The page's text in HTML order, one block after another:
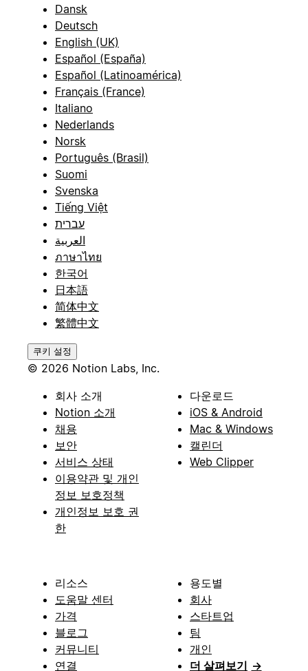
Dansk
Deutsch
English (UK)
Español (España)
Español (Latinoamérica)
Français (France)
Italiano
Nederlands
Norsk
Português (Brasil)
Suomi
Svenska
Tiếng Việt
עברית
العربية
ภาษาไทย
한국어
日本語
简体中文
繁體中文
쿠키 설정
© 2026 Notion Labs, Inc.
회사 소개
Notion 소개
채용
보안
서비스 상태
이용약관 및 개인
정보 보호정책
개인정보 보호 권
한
다운로드
iOS & Android
Mac & Windows
캘린더
Web Clipper
리소스
도움말 센터
가격
블로그
커뮤니티
연결
용도별
회사
스타트업
팀
개인
더 살펴보기 →